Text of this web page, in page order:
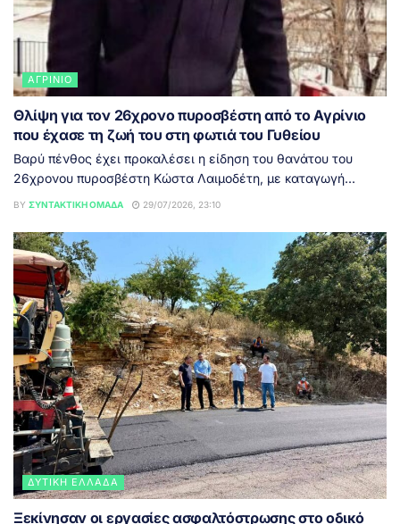
ΑΓΡΊΝΙΟ
Θλίψη για τον 26χρονο πυροσβέστη από το Αγρίνιο
που έχασε τη ζωή του στη φωτιά του Γυθείου
Βαρύ πένθος έχει προκαλέσει η είδηση του θανάτου του
26χρονου πυροσβέστη Κώστα Λαιμοδέτη, με καταγωγή...
BY ΣΥΝΤΑΚΤΙΚΉ ΟΜΆΔΑ 29/07/2026, 23:10
ΔΥΤΙΚΉ ΕΛΛΆΔΑ
Ξεκίνησαν οι εργασίες ασφαλτόστρωσης στο οδικό